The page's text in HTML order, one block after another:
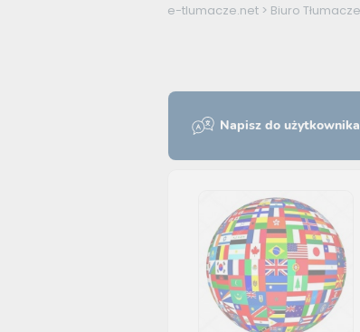
e-tlumacze.net> Biuro
Napisz do użytkownika